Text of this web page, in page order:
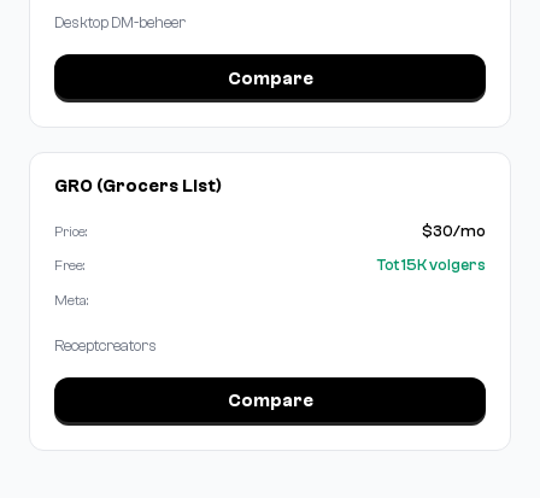
Desktop DM-beheer
Compare
GRO (Grocers List)
Price: $30/mo
Free: Tot 15K volgers
Meta:
Receptcreators
Compare